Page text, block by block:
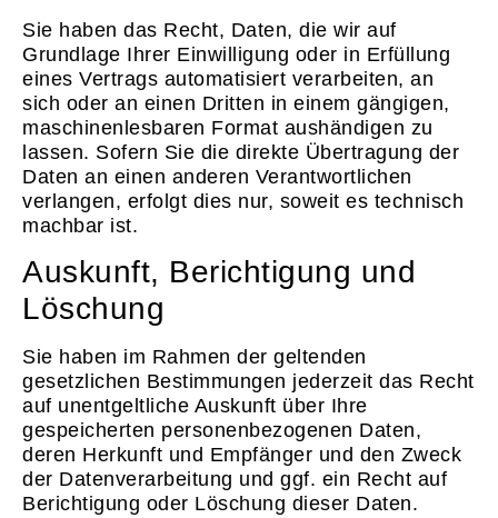
Sie haben das Recht, Daten, die wir auf
Grundlage Ihrer Einwilligung oder in Erfüllung
eines Vertrags automatisiert verarbeiten, an
sich oder an einen Dritten in einem gängigen,
maschinenlesbaren Format aushändigen zu
lassen. Sofern Sie die direkte Übertragung der
Daten an einen anderen Verantwortlichen
verlangen, erfolgt dies nur, soweit es technisch
machbar ist.
Auskunft, Berichtigung und
Löschung
Sie haben im Rahmen der geltenden
gesetzlichen Bestimmungen jederzeit das Recht
auf unentgeltliche Auskunft über Ihre
gespeicherten personenbezogenen Daten,
deren Herkunft und Empfänger und den Zweck
der Datenverarbeitung und ggf. ein Recht auf
Berichtigung oder Löschung dieser Daten.